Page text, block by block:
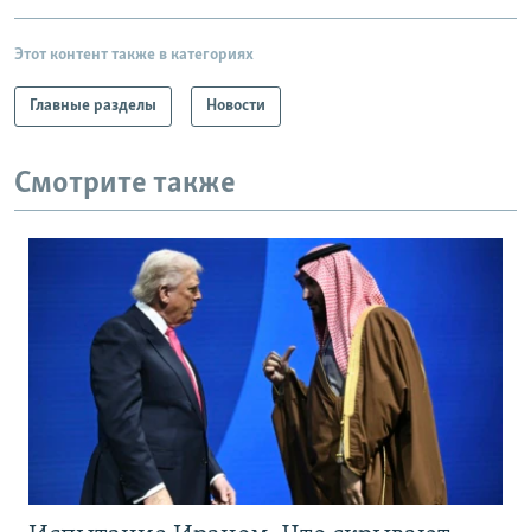
Этот контент также в категориях
Главные разделы Новости
Смотрите также